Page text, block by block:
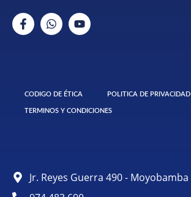
CODIGO DE ÉTICA POLITICA DE PRIVACIDAD
TERMINOS Y CONDICIONES
Jr. Reyes Guerra 490 - Moyobamba